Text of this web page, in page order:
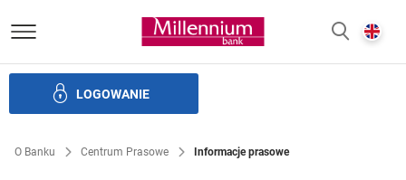
Bank Millennium homepage
LOGOWANIE
O Banku Centrum Prasowe Informacje prasowe